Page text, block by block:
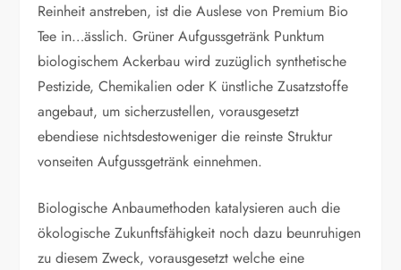
Reinheit anstreben, ist die Auslese von Premium Bio
Tee in…ässlich. Grüner Aufgussgetränk Punktum
biologischem Ackerbau wird zuzüglich synthetische
Pestizide, Chemikalien oder K ünstliche Zusatzstoffe
angebaut, um sicherzustellen, vorausgesetzt
ebendiese nichtsdestoweniger die reinste Struktur
vonseiten Aufgussgetränk einnehmen.
Biologische Anbaumethoden katalysieren auch die
ökologische Zukunftsfähigkeit noch dazu beunruhigen
zu diesem Zweck, vorausgesetzt welche eine